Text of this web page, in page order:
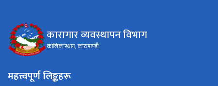
कारागार व्यवस्थापन विभाग
कालिकास्थान, काठमाण्डौ
महत्त्वपूर्ण लिङ्कहरू